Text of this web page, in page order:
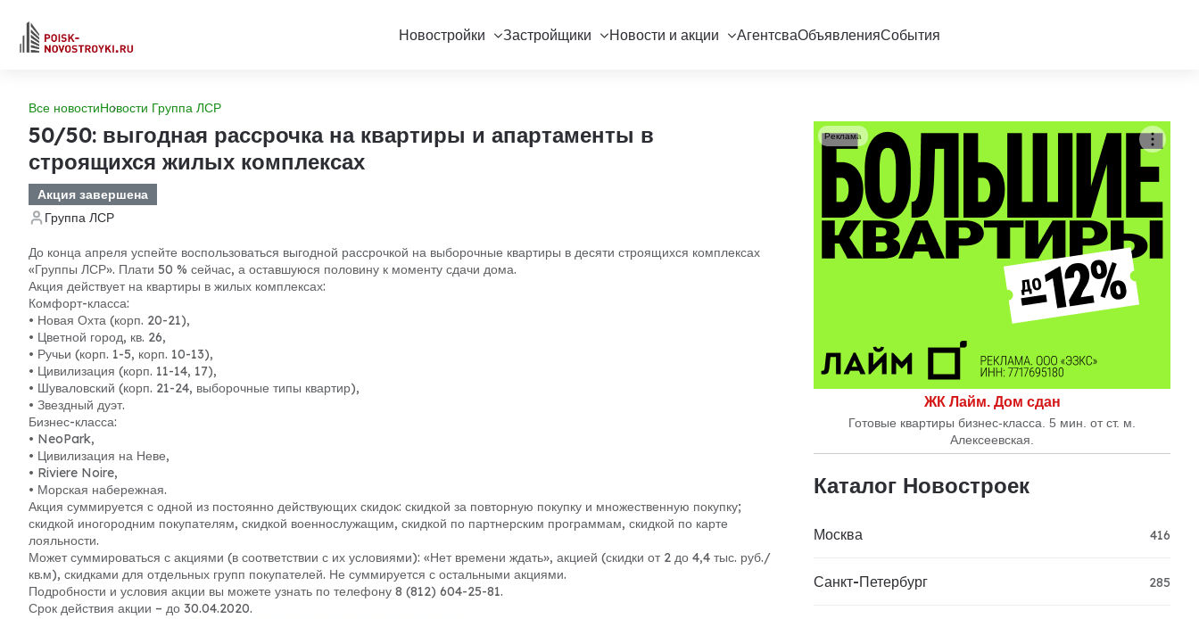
Новостройки Застройщики Новости и акции АгентсваОбъявленияСобытия
Все новостиНовости Группа ЛСР
50/50: выгодная рассрочка на квартиры и апартаменты в
строящихся жилых комплексах
Акция завершена
Группа ЛСР
До конца апреля успейте воспользоваться выгодной рассрочкой на выборочные квартиры в десяти строящихся комплексах
«Группы ЛСР». Плати 50 % сейчас, а оставшуюся половину к моменту сдачи дома.
Акция действует на квартиры в жилых комплексах:
Комфорт-класса:
• Новая Охта (корп. 20-21),
• Цветной город, кв. 26,
• Ручьи (корп. 1-5, корп. 10-13),
• Цивилизация (корп. 11-14, 17),
• Шуваловский (корп. 21-24, выборочные типы квартир),
• Звездный дуэт.
Бизнес-класса:
• NeoPark,
• Цивилизация на Неве,
• Riviere Noire,
• Морская набережная.
Акция суммируется с одной из постоянно действующих скидок: скидкой за повторную покупку и множественную покупку;
скидкой иногородним покупателям, скидкой военнослужащим, скидкой по партнерским программам, скидкой по карте
лояльности.
Может суммироваться с акциями (в соответствии с их условиями): «Нет времени ждать», акцией (скидки от 2 до 4,4 тыс. руб./
кв.м), скидками для отдельных групп покупателей. Не суммируется с остальными акциями.
Подробности и условия акции вы можете узнать по телефону 8 (812) 604-25-81.
Срок действия акции – до 30.04.2020.
ЖК Лайм. Дом сдан
Готовые квартиры бизнес-класса. 5 мин. от ст. м.
Алексеевская.
Реклама
Каталог Новостроек
Москва 416
Санкт-Петербург 285